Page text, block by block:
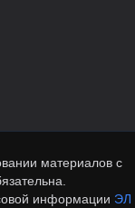
материалов с
информации ЭЛ